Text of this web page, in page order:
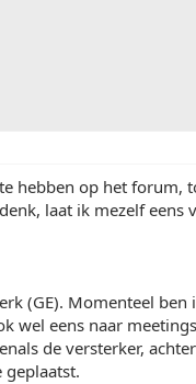
hebben op het forum,
laat ik mezelf eens
(GE). Momenteel
wel eens naar
de versterker,
geplaatst.